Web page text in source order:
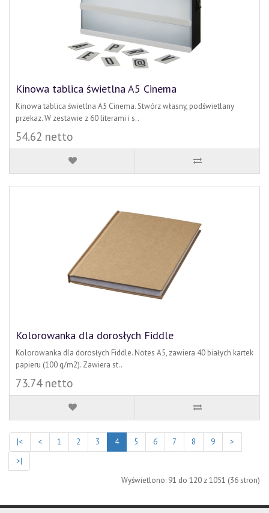
Kinowa tablica świetlna A5 Cinema
Kinowa tablica świetlna A5 Cinema. Stwórz własny, podświetlany
przekaz. W zestawie z 60 literami i s..
54.62 netto
Kolorowanka dla dorosłych Fiddle
Kolorowanka dla dorosłych Fiddle. Notes A5, zawiera 40 białych kartek
papieru (100 g/m2). Zawiera st..
73.74 netto
|< < 1 2 3 4 5 6 7 8 9
>
>|
Wyświetlono: 91 do 120 z 1051 (36 stron)